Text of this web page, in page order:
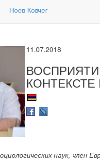
Ноев Ковчег
11.07.2018
наук, член